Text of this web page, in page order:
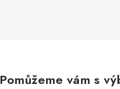
Pomůžeme vám s